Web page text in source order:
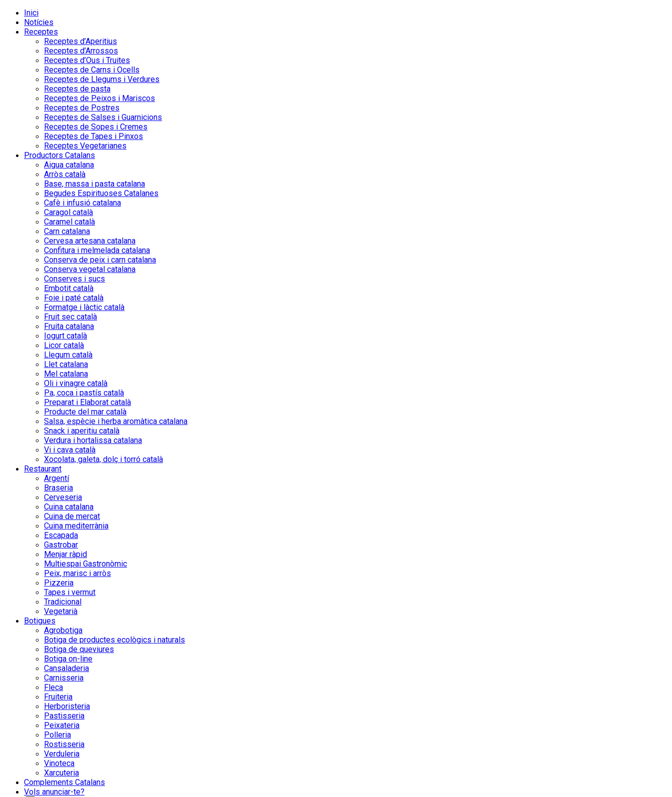
Inici
Notícies
Receptes
Receptes d’Aperitius
Receptes d’Arrossos
Receptes d’Ous i Truites
Receptes de Carns i Ocells
Receptes de Llegums i Verdures
Receptes de pasta
Receptes de Peixos i Mariscos
Receptes de Postres
Receptes de Salses i Guarnicions
Receptes de Sopes i Cremes
Receptes de Tapes i Pinxos
Receptes Vegetarianes
Productors Catalans
Aigua catalana
Arròs català
Base, massa i pasta catalana
Begudes Espirituoses Catalanes
Cafè i infusió catalana
Caragol català
Caramel català
Carn catalana
Cervesa artesana catalana
Confitura i melmelada catalana
Conserva de peix i carn catalana
Conserva vegetal catalana
Conserves i sucs
Embotit català
Foie i paté català
Formatge i làctic català
Fruit sec català
Fruita catalana
Iogurt català
Licor català
Llegum català
Llet catalana
Mel catalana
Oli i vinagre català
Pa, coca i pastís català
Preparat i Elaborat català
Producte del mar català
Salsa, espècie i herba aromàtica catalana
Snack i aperitiu català
Verdura i hortalissa catalana
Vi i cava català
Xocolata, galeta, dolç i torró català
Restaurant
Argentí
Braseria
Cerveseria
Cuina catalana
Cuina de mercat
Cuina mediterrània
Escapada
Gastrobar
Menjar ràpid
Multiespai Gastronòmic
Peix, marisc i arròs
Pizzeria
Tapes i vermut
Tradicional
Vegetarià
Botigues
Agrobotiga
Botiga de productes ecològics i naturals
Botiga de queviures
Botiga on-line
Cansaladeria
Carnisseria
Fleca
Fruiteria
Herboristeria
Pastisseria
Peixateria
Polleria
Rostisseria
Verduleria
Vinoteca
Xarcuteria
Complements Catalans
Vols anunciar-te?